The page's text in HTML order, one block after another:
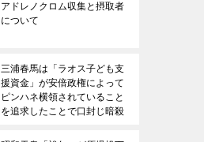
アドレノクロム収集と摂取者
について
三浦春馬は「ラオス子ども支
援資金」が安倍政権によって
ピンハネ横領されていること
を追求したことで口封じ暗殺
にしてはならない！！日本政